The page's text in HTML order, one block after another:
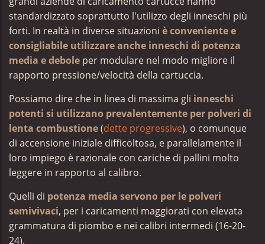
standardizzato soprattutto l'utilizzo degli inneschi più
forti. In realtà in diverse situazioni è conveniente e
consigliabile utilizzare anche inneschi di potenza
media e debole per modulare nel modo migliore il
rapporto pressione/velocità della cartuccia.
Possiamo dire che in linea di massima gli inneschi
potenti si utilizzano prevalentemente per polveri di
lenta combustione(dette progressive), o comunque
di accensione iniziale difficoltosa, e parallelamente il
loro impiego è razionale con cariche di pallini molto
leggere in rapporto al calibro.
Quelli di potenza media servono per le polveri
semivivaci, per i caricamenti maggiorati con elevata
grammatura di piombo e nei calibri intermedi (16-20-
24).